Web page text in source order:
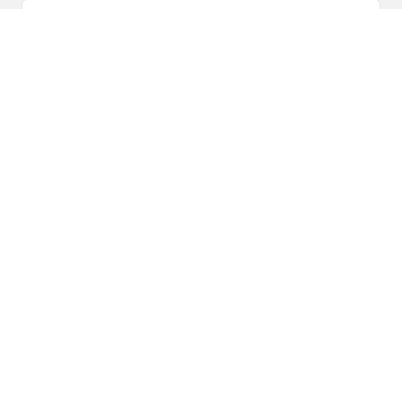
Ange din e-postadress